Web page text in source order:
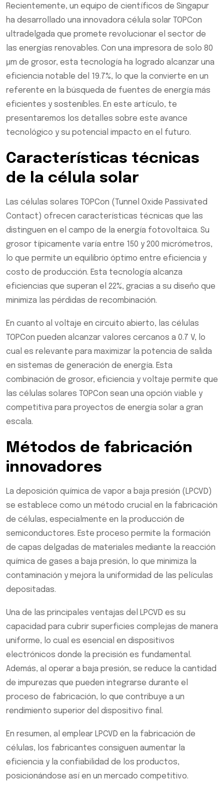
Recientemente, un equipo de científicos de Singapur
ha desarrollado una innovadora célula solar TOPCon
ultradelgada que promete revolucionar el sector de
las energías renovables. Con una impresora de solo 80
μm de grosor, esta tecnología ha logrado alcanzar una
eficiencia notable del 19.7%, lo que la convierte en un
referente en la búsqueda de fuentes de energía más
eficientes y sostenibles. En este artículo, te
presentaremos los detalles sobre este avance
tecnológico y su potencial impacto en el futuro.
Características técnicas
de la célula solar
Las células solares TOPCon (Tunnel Oxide Passivated
Contact) ofrecen características técnicas que las
distinguen en el campo de la energía fotovoltaica. Su
grosor típicamente varía entre 150 y 200 micrómetros,
lo que permite un equilibrio óptimo entre eficiencia y
costo de producción. Esta tecnología alcanza
eficiencias que superan el 22%, gracias a su diseño que
minimiza las pérdidas de recombinación.
En cuanto al voltaje en circuito abierto, las células
TOPCon pueden alcanzar valores cercanos a 0.7 V, lo
cual es relevante para maximizar la potencia de salida
en sistemas de generación de energía. Esta
combinación de grosor, eficiencia y voltaje permite que
las células solares TOPCon sean una opción viable y
competitiva para proyectos de energía solar a gran
escala.
Métodos de fabricación
innovadores
La deposición química de vapor a baja presión (LPCVD)
se establece como un método crucial en la fabricación
de células, especialmente en la producción de
semiconductores. Este proceso permite la formación
de capas delgadas de materiales mediante la reacción
química de gases a baja presión, lo que minimiza la
contaminación y mejora la uniformidad de las películas
depositadas.
Una de las principales ventajas del LPCVD es su
capacidad para cubrir superficies complejas de manera
uniforme, lo cual es esencial en dispositivos
electrónicos donde la precisión es fundamental.
Además, al operar a baja presión, se reduce la cantidad
de impurezas que pueden integrarse durante el
proceso de fabricación, lo que contribuye a un
rendimiento superior del dispositivo final.
En resumen, al emplear LPCVD en la fabricación de
células, los fabricantes consiguen aumentar la
eficiencia y la confiabilidad de los productos,
posicionándose así en un mercado competitivo.